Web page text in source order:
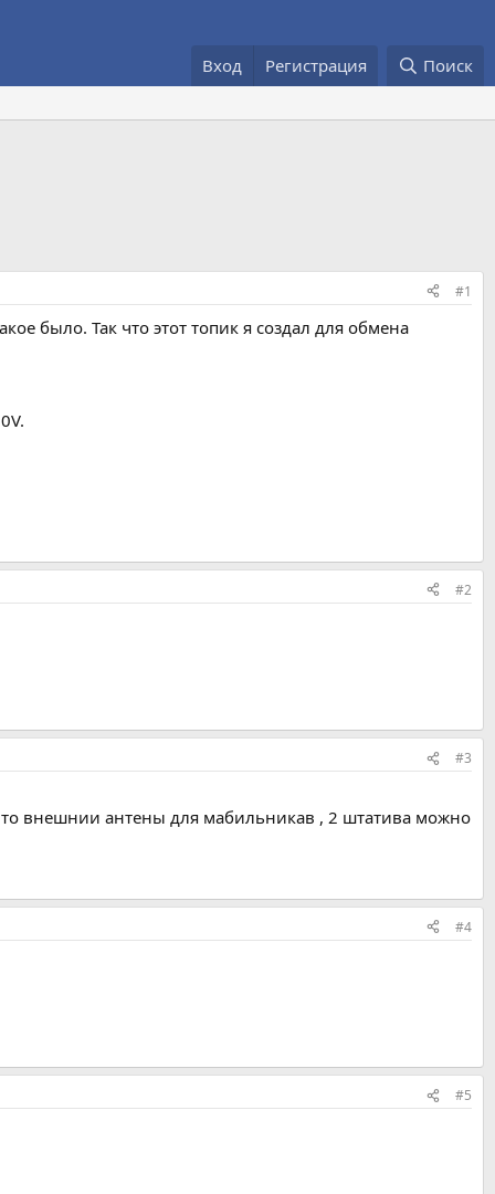
Вход Регистрация Поиск
#1
было. Так что этот топик я создал для обмена
#2
#3
то внешнии антены для мабильникав , 2 штатива можно
#4
#5